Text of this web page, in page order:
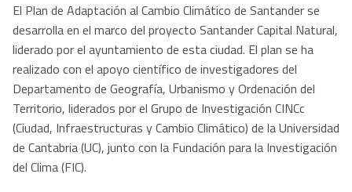
El Plan de Adaptación al Cambio Climático de Santander se
desarrolla en el marco del proyecto Santander Capital Natural,
liderado por el ayuntamiento de esta ciudad. El plan se ha
realizado con el apoyo científico de investigadores del
Departamento de Geografía, Urbanismo y Ordenación del
Territorio, liderados por el Grupo de Investigación CINCc
(Ciudad, Infraestructuras y Cambio Climático) de la Universidad
de Cantabria (UC), junto con la Fundación para la Investigación
del Clima (FIC).